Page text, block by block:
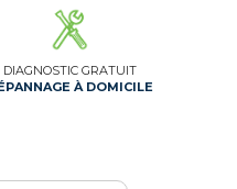
DIAGNOSTIC GRATUIT
À DOMICILE